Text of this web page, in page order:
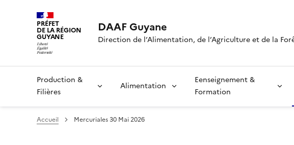
PRÉFET
DE LA RÉGION
GUYANE
DAAF Guyane
Direction de l’Alimentation, de l’Agriculture et de la
Production &
Filières
Alimentation
Eenseignement &
Formation
Accueil Mercuriales 30 Mai 2026